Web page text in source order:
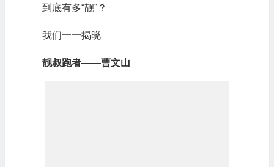
到底有多“靓”？
我们一一揭晓
靓叔跑者——曹文山